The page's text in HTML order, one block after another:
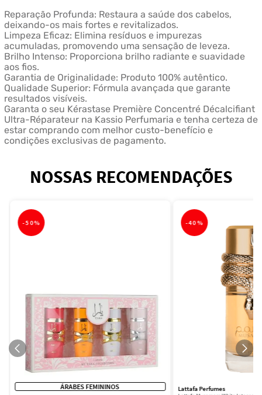
Reparação Profunda: Restaura a saúde dos cabelos,
deixando-os mais fortes e revitalizados.
Limpeza Eficaz: Elimina resíduos e impurezas
acumuladas, promovendo uma sensação de leveza.
Brilho Intenso: Proporciona brilho radiante e suavidade
aos fios.
Garantia de Originalidade: Produto 100% autêntico.
Qualidade Superior: Fórmula avançada que garante
resultados visíveis.
Garanta o seu Kérastase Première Concentré Décalcifiant
Ultra-Réparateur na Kassio Perfumaria e tenha certeza de
estar comprando com melhor custo-benefício e
condições exclusivas de pagamento.
NOSSAS RECOMENDAÇÕES
-50%
ÁRABES FEMININOS
-40%
Lattafa Perfumes